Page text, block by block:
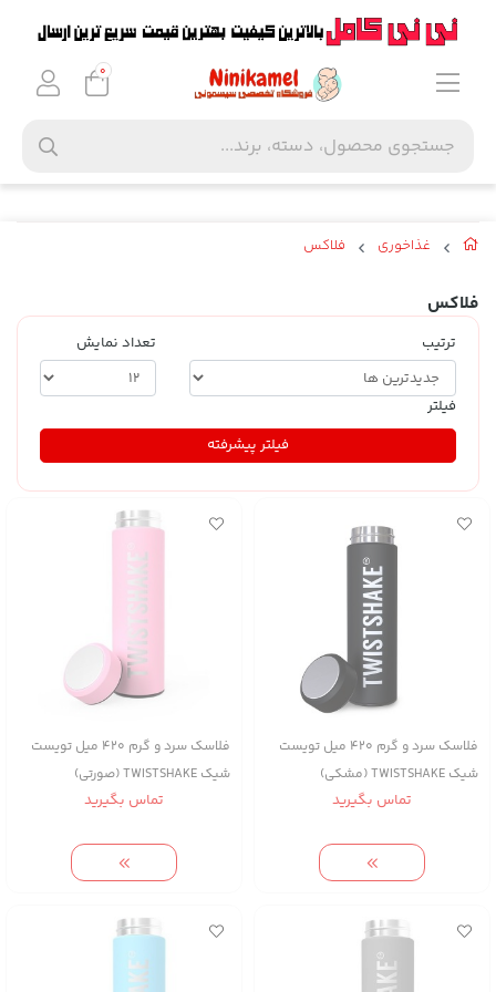
غذاخوری فلاکس
فلاکس
ترتیب تعداد نمایش
فیلتر
فیلتر پیشرفته
فلاسک سرد و گرم 420 میل تویست
شیک TWISTSHAKE (مشکی)
تماس بگیرید
فلاسک سرد و گرم 420 میل تویست
شیک TWISTSHAKE (صورتی)
تماس بگیرید
0